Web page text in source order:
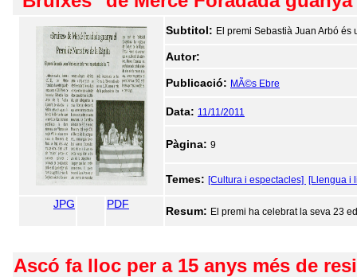
Subtitol: El premi Sebastià Juan Arbó és
Autor:
Publicació: MÃ©s Ebre
Data: 11/11/2011
Pàgina: 9
Temes: [Cultura i espectacles] [Llengua i
JPG PDF
Resum: El premi ha celebrat la seva 23
Ascó fa lloc per a 15 anys més de